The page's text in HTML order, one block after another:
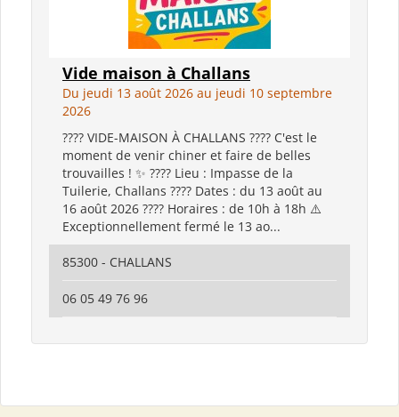
Vide maison à Challans
Du jeudi 13 août 2026 au jeudi 10 septembre
2026
???? VIDE-MAISON À CHALLANS ???? C'est le
moment de venir chiner et faire de belles
trouvailles ! ✨ ???? Lieu : Impasse de la
Tuilerie, Challans ???? Dates : du 13 août au
16 août 2026 ???? Horaires : de 10h à 18h ⚠️
Exceptionnellement fermé le 13 ao...
85300 - CHALLANS
06 05 49 76 96